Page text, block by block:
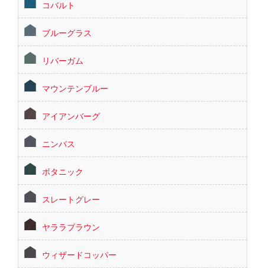
コバルト
ブルーグラス
リバーガム
マウンテンブルー
アイアンバーグ
ニンバス
ボタニック
スレートグレー
ヤララブラウン
ウィザードコッパー